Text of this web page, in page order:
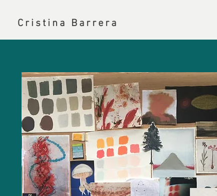
Cristina Barrera